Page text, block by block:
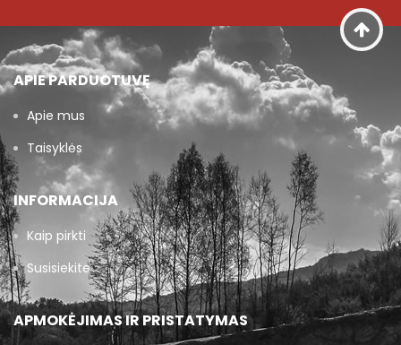
APIE PARDUOTUVĘ
Apie mus
Taisyklės
INFORMACIJA
Kaip pirkti
Susisiekite
APMOKĖJIMAS IR PRISTATYMAS